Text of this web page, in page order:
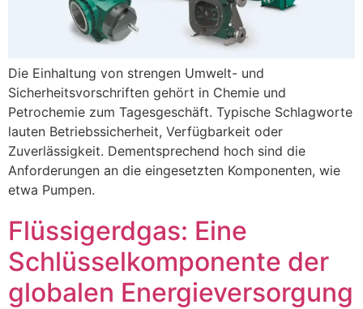
Die Einhaltung von strengen Umwelt- und
Sicherheitsvorschriften gehört in Chemie und
Petrochemie zum Tagesgeschäft. Typische Schlagworte
lauten Betriebssicherheit, Verfügbarkeit oder
Zuverlässigkeit. Dementsprechend hoch sind die
Anforderungen an die eingesetzten Komponenten, wie
etwa Pumpen.
Flüssigerdgas: Eine
Schlüsselkomponente der
globalen Energieversorgung